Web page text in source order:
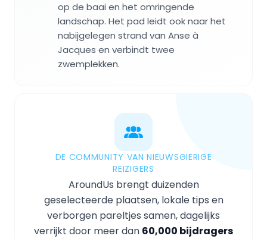
op de baai en het omringende
landschap. Het pad leidt ook naar het
nabijgelegen strand van Anse à
Jacques en verbindt twee
zwemplekken.
DE COMMUNITY VAN NIEUWSGIERIGE
REIZIGERS
AroundUs brengt duizenden
geselecteerde plaatsen, lokale tips en
verborgen pareltjes samen, dagelijks
verrijkt door meer dan 60,000 bijdragers